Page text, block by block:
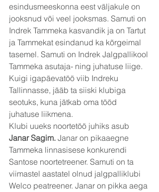
esindusmeeskonna eest väljakule on
jooksnud või veel jooksmas. Samuti on
Indrek Tammeka kasvandik ja on Tartut
ja Tammekat esindanud ka kõrgeimal
tasemel. Samuti on Indrek Jalgpallikool
Tammeka asutaja- ning juhatuse liige.
Kuigi igapäevatöö viib Indreku
Tallinnasse, jääb ta siiski klubiga
seotuks, kuna jätkab oma tööd
juhatuse liikmena.
Klubi uueks noortetöö juhiks asub
Janar Sagim. Janar on pikaaegne
Tammeka linnasisese konkurendi
Santose noortetreener. Samuti on ta
viimastel aastatel olnud jalgpalliklubi
Welco peatreener. Janar on pikka aega